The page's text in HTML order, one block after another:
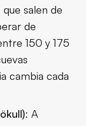
salen de
de
150 y 175
cambia cada
: A